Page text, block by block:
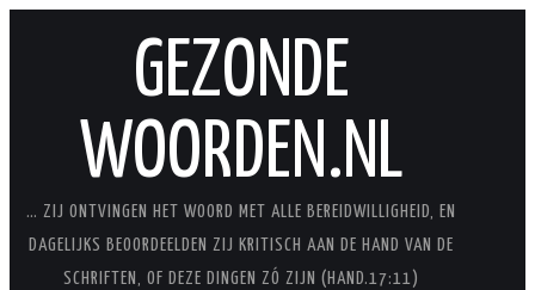
GEZONDE
WOORDEN.NL
… ZIJ ONTVINGEN HET WOORD MET ALLE BEREIDWILLIGHEID, EN
DAGELIJKS BEOORDEELDEN ZIJ KRITISCH AAN DE HAND VAN DE
SCHRIFTEN, OF DEZE DINGEN ZÓ ZIJN (HAND.17:11)